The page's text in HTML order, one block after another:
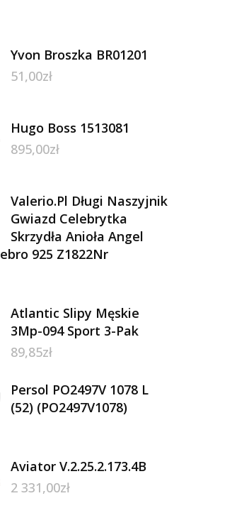
Yvon Broszka BR01201
51,00zł
Hugo Boss 1513081
895,00zł
Valerio.Pl Długi Naszyjnik
Gwiazd Celebrytka
Skrzydła Anioła Angel
925 Z1822Nr
Atlantic Slipy Męskie
3Mp-094 Sport 3-Pak
89,85zł
Persol PO2497V 1078 L
(52) (PO2497V1078)
Aviator V.2.25.2.173.4B
2 331,00zł